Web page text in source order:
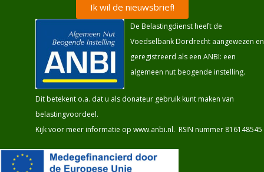
Ik wil de nieuwsbrief!
De Belastingdienst heeft de
Voedselbank Dordrecht aangewezen en
geregistreerd als een ANBI: een
algemeen nut beogende instelling.
Dit betekent o.a. dat u als donateur gebruik kunt maken van
belastingvoordeel.
Kijk voor meer informatie op www.anbi.nl. RSIN nummer 816148545